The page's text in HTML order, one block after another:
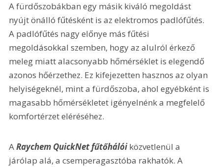
A fürdőszobákban egy másik kiváló megoldást
nyújt önálló fűtésként is az elektromos padlófűtés.
A padlófűtés nagy előnye más fűtési
megoldásokkal szemben, hogy az alulról érkező
meleg miatt alacsonyabb hőmérséklet is elegendő
azonos hőérzethez. Ez kifejezetten hasznos az olyan
helyiségeknél, mint a fürdőszoba, ahol egyébként is
magasabb hőmérsékletet igényelnénk a megfelelő
komfortérzet eléréséhez.
A Raychem QuickNet fűtőhálói közvetlenül a
járólap alá, a csemperagasztóba rakhatók. A